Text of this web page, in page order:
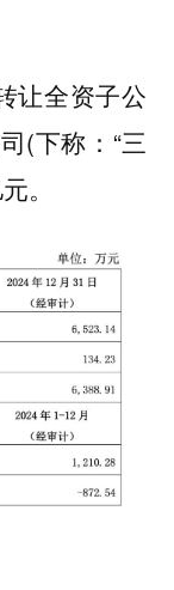
让全资子公
(下称：“三
。